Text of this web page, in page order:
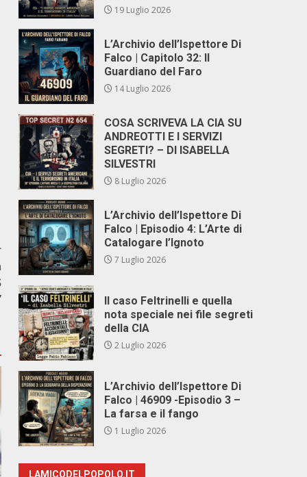
19 Luglio 2026
L’Archivio dell’Ispettore Di
Falco | Capitolo 32: Il
Guardiano del Faro
14 Luglio 2026
COSA SCRIVEVA LA CIA SU
ANDREOTTI E I SERVIZI
SEGRETI? – DI ISABELLA
SILVESTRI
8 Luglio 2026
L’Archivio dell’Ispettore Di
Falco | Episodio 4: L’Arte di
Catalogare l’Ignoto
7 Luglio 2026
Il caso Feltrinelli e quella
nota speciale nei file segreti
della CIA
2 Luglio 2026
L’Archivio dell’Ispettore Di
Falco | 46909 -Episodio 3 –
La farsa e il fango
1 Luglio 2026
LAMICODELPOPOLO.IT